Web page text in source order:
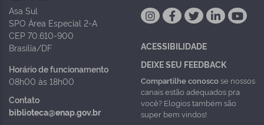
Asa Sul
SPO Área Especial 2-A
CEP 70.610-900
Brasília/DF
Horário de funcionamento
08h00 às 18h00
Contato
biblioteca@enap.gov.br
ACESSIBILIDADE
DEIXE SEU FEEDBACK
Compartilhe conoscose nossos
canais estão adequados pra
você? Elogios também são
super bem vindos!